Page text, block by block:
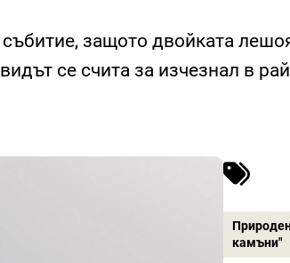
защото двойката
се счита за изчезнал в
камъни"